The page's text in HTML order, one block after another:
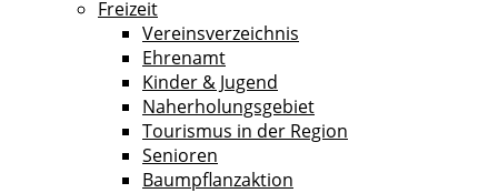
Freizeit
Vereinsverzeichnis
Ehrenamt
Kinder & Jugend
Naherholungsgebiet
Tourismus in der Region
Senioren
Baumpflanzaktion